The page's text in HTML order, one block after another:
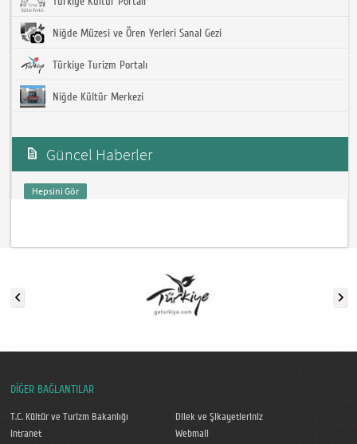
Niğde Müzesi ve Ören Yerleri Sanal Gezi
Türkiye Turizm Portalı
Niğde Kültür Merkezi
Güncel Haberler
Hepsini Gör
DİĞER BAĞLANTILAR
T.C. Kültür ve Turizm Bakanlığı
Dilek ve Şikayetleriniz
Intranet
Webmail